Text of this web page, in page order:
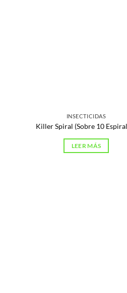
INSECTICIDAS
Killer Spiral (Sobre 10
LEER MÁS